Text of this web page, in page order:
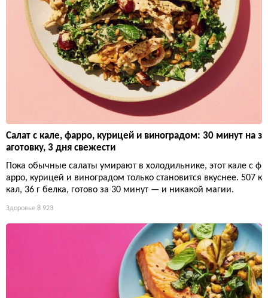
Салат с кале, фарро, курицей и виноградом: 30 минут на з
аготовку, 3 дня свежести
Пока обычные салаты умирают в холодильнике, этот кале с ф
арро, курицей и виноградом только становится вкуснее. 507 к
кал, 36 г белка, готово за 30 минут — и никакой магии.
Здоровье 8 923